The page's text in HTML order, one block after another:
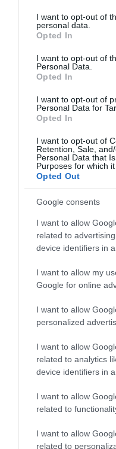
not limited to your visit or
grant or deny consent to
use your data for below
consent section.
I want to opt-out of
personal data.
Opted In
I want to opt-out of
Personal Data.
Opted In
I want to opt-out of
Personal Data for
Opted In
I want to opt-out of
Retention, Sale,
Personal Data that
Purposes for which it
Opted Out
Google consents
I want to allow
related to
device identifiers in
I want to allow my
Google for online
I want to allow
personalized
I want to allow
related to analytics
device identifiers in
I want to allow
related to
I want to allow
related to
διαθέσιμη
ολοκλήρωση του
να έχετε
στο +82 31 931
κωδικό 142950#